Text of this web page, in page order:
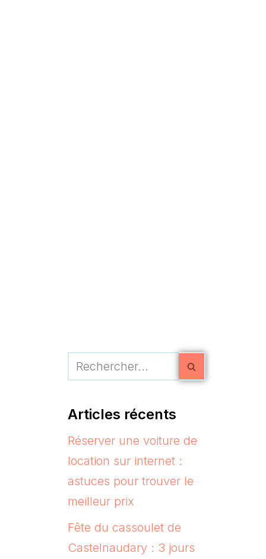
Articles récents
Réserver une voiture de
location sur internet :
astuces pour trouver le
meilleur prix
Fête du cassoulet de
Castelnaudary : 3 jours